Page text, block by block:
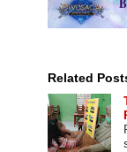
Related